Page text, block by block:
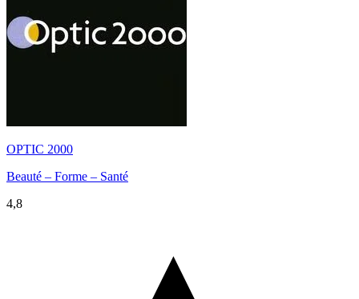
OPTIC 2000
Beauté – Forme – Santé
4,8